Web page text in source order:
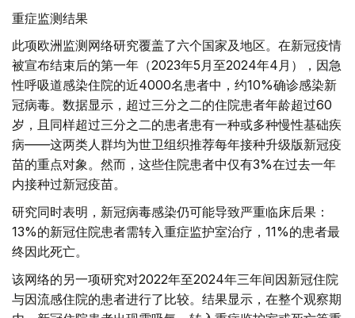
重症监测结果
此项欧洲监测网络研究覆盖了六个国家及地区。在新冠疫情
被宣布结束后的第一年（2023年5月至2024年4月），因急
性呼吸道感染住院的近4000名患者中，约10%确诊感染新
冠病毒。数据显示，超过三分之二的住院患者年龄超过60
岁，且同样超过三分之二的患者患有一种或多种慢性基础疾
病——这两类人群均为世卫组织推荐每年接种升级版新冠疫
苗的重点对象。然而，这些住院患者中仅有3%在过去一年
内接种过新冠疫苗。
研究同时表明，新冠病毒感染仍可能导致严重临床后果：
13%的新冠住院患者需转入重症监护室治疗，11%的患者最
终因此死亡。
该网络的另一项研究对2022年至2024年三年间因新冠住院
与因流感住院的患者进行了比较。结果显示，在整个观察期